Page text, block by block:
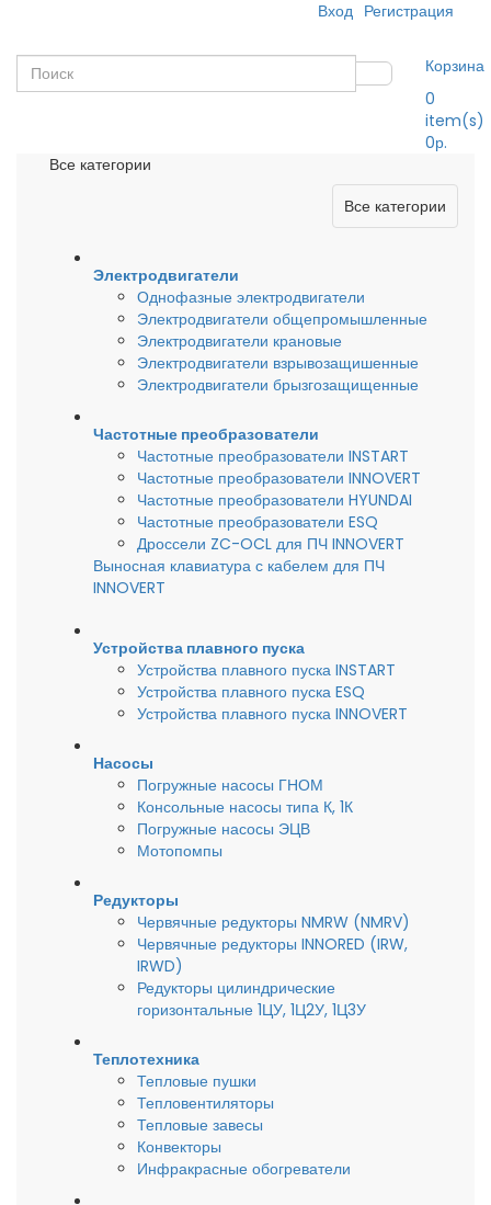
Вход Регистрация
Корзина
0
item(s)
0р.
Все категории
Все категории
Электродвигатели
Однофазные электродвигатели
Электродвигатели общепромышленные
Электродвигатели крановые
Электродвигатели взрывозащишенные
Электродвигатели брызгозащищенные
Частотные преобразователи
Частотные преобразователи INSTART
Частотные преобразователи INNOVERT
Частотные преобразователи HYUNDAI
Частотные преобразователи ESQ
Дроссели ZC-OCL для ПЧ INNOVERT
Выносная клавиатура с кабелем для ПЧ
INNOVERT
Устройства плавного пуска
Устройства плавного пуска INSTART
Устройства плавного пуска ESQ
Устройства плавного пуска INNOVERT
Насосы
Погружные насосы ГНОМ
Консольные насосы типа К, 1К
Погружные насосы ЭЦВ
Мотопомпы
Редукторы
Червячные редукторы NMRW (NMRV)
Червячные редукторы INNORED (IRW,
IRWD)
Редукторы цилиндрические
горизонтальные 1ЦУ, 1Ц2У, 1Ц3У
Теплотехника
Тепловые пушки
Тепловентиляторы
Тепловые завесы
Конвекторы
Инфракрасные обогреватели